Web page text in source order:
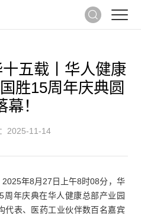
五载丨华人健康
胜15周年庆典圆
幕！
2025-11-14
年8月27日上午8时08分，华
周年庆典在华人健康总部产业园
代表、医药工业伙伴数百名嘉宾